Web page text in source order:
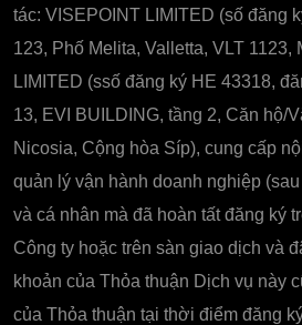
tác: VISEPOINT LIMITED (số đăng
123, Phố Melita, Valletta, VLT 1123,
LIMITED (ssố đăng ký HE 43318,
13, EVI BUILDING, tầng 2, Căn hộ/
Nicosia, Cộng hòa Síp), cung cấp
quản lý vận hành doanh nghiệp (sau
và cá nhân mà đã hoàn tất đăng ký
Công ty hoặc trên sàn giao dịch và
khoản của Thỏa thuận Dịch vụ này
của Thỏa thuận tại thời điểm đăng